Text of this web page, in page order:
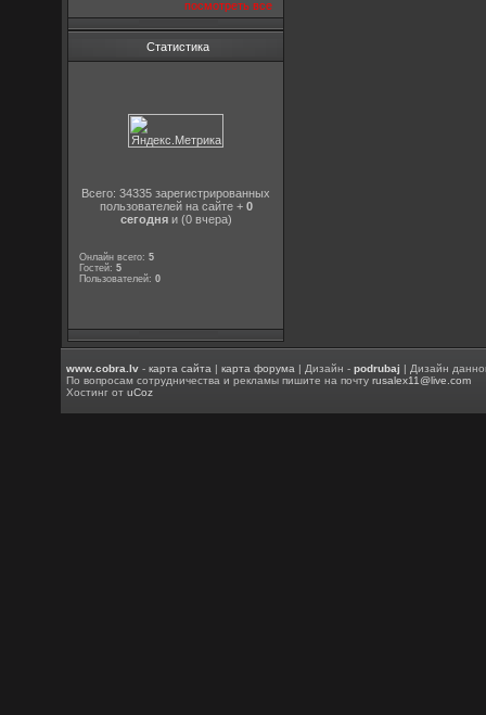
посмотреть все
Статистика
Всего: 34335 зарегистрированных
пользователей на сайте + 0
сегодняи (0 вчера)
Онлайн всего:5
Гостей:5
Пользователей:0
www.cobra.lv -карта сайта |карта форума | Дизайн -podrubaj | Дизайн
По вопросам сотрудничества и рекламы пишите на почтуrusalex11@live.com
Хостинг отuCoz